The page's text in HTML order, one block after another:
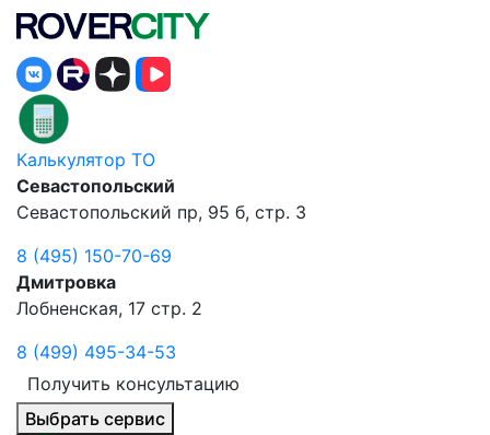
Калькулятор ТО
Севастопольский
Севастопольский пр, 95 б, стр. 3
8 (495) 150-70-69
Дмитровка
Лобненская, 17 стр. 2
8 (499) 495-34-53
Получить консультацию
Выбрать сервис